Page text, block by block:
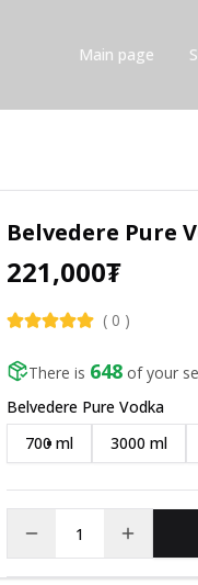
Main page
Belvedere Pure
221,000₮
( 0 )
There is 648 of your
Belvedere Pure Vodka
700 ml
3000 ml